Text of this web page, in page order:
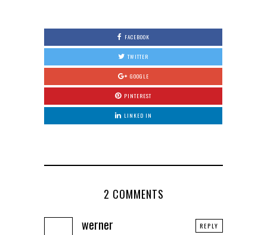
FACEBOOK
TWITTER
GOOGLE
PINTEREST
LINKED IN
2 COMMENTS
werner REPLY